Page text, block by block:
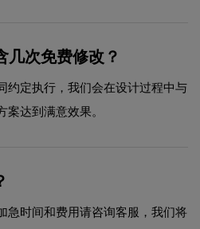
几次免费修改？
约定执行，我们会在设计过程中与
案达到满意效果。
急时间和费用请咨询客服，我们将